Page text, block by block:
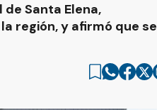
Santa Elena,
región, y afirmó que se